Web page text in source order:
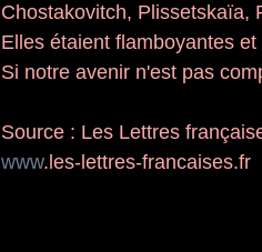
Chostakovitch, Plissetskaïa,
Elles étaient flamboyantes
Si notre avenir n'est pas
Source : Les Lettres
www.les-lettres-francaises.fr